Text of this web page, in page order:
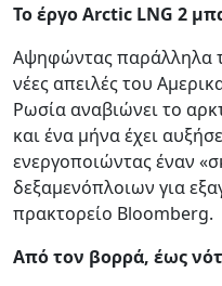
Το έργο Arctic LNG 2
Αψηφώντας παράλληλα
νέες απειλές του
Ρωσία αναβιώνει το
και ένα μήνα έχει
ενεργοποιώντας έναν
δεξαμενόπλοιων για
πρακτορείο Bloomberg.
Από τον βορρά, έως